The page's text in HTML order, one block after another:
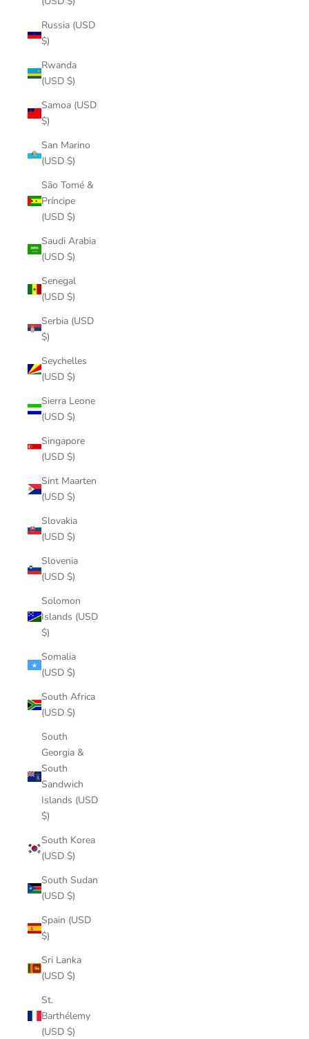
Russia (USD
$)
Rwanda
(USD $)
Samoa (USD
$)
San Marino
(USD $)
São Tomé &
Príncipe
(USD $)
Saudi Arabia
(USD $)
Senegal
(USD $)
Serbia (USD
$)
Seychelles
(USD $)
Sierra Leone
(USD $)
Singapore
(USD $)
Sint Maarten
(USD $)
Slovakia
(USD $)
Slovenia
(USD $)
Solomon
Islands (USD
$)
Somalia
(USD $)
South Africa
(USD $)
South
Georgia &
South
Sandwich
Islands (USD
$)
South Korea
(USD $)
South Sudan
(USD $)
Spain (USD
$)
Sri Lanka
(USD $)
St.
Barthélemy
(USD $)